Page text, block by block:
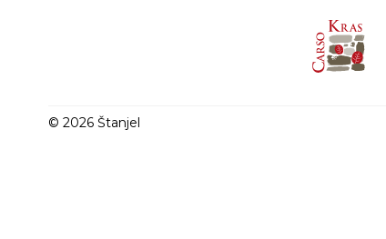
© 2026 Štanjel